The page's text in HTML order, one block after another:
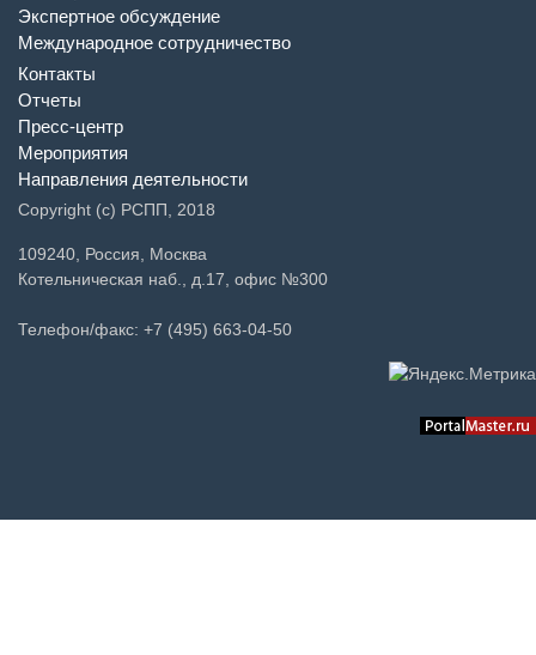
Экспертное обсуждение
Международное сотрудничество
Контакты
Отчеты
Пресс-центр
Мероприятия
Направления деятельности
Copyright (c) РСПП, 2018
109240, Россия, Москва
Котельническая наб., д.17, офис №300
Телефон/факс: +7 (495) 663-04-50